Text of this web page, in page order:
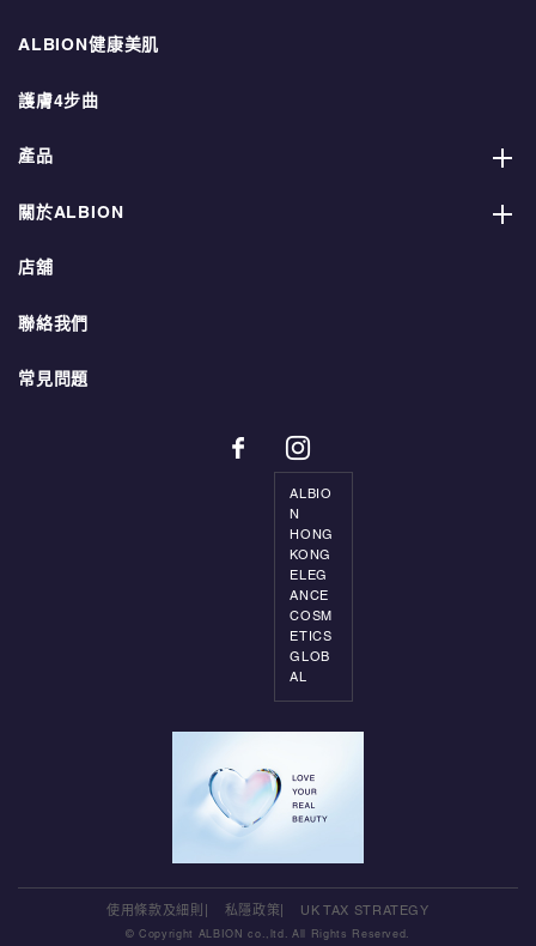
ALBION健康美肌
護膚4步曲
產品
關於ALBION
店舖
聯絡我們
常見問題
ALBIO
N
HONG
KONG
ELEG
ANCE
COSM
ETICS
GLOB
AL
使用條款及細則 私隱政策 UK TAX STRATEGY
© Copyright ALBION co.,ltd. All Rights Reserved.